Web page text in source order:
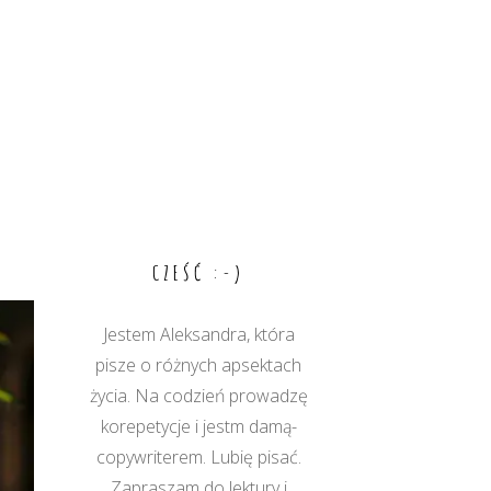
CZEŚĆ :-)
Jestem Aleksandra, która
pisze o różnych apsektach
życia. Na codzień prowadzę
korepetycje i jestm damą-
copywriterem. Lubię pisać.